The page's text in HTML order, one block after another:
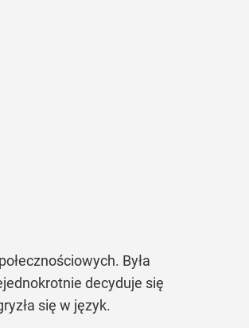
Była
decyduje się
się w język.